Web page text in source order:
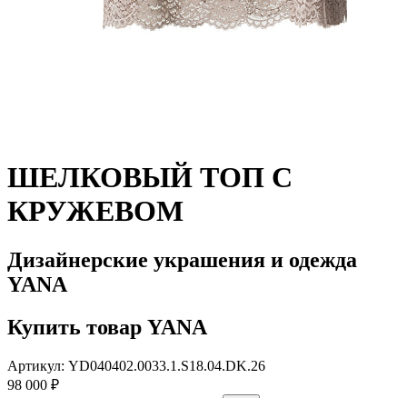
ШЕЛКОВЫЙ ТОП С
КРУЖЕВОМ
Дизайнерские украшения и одежда
YANA
Купить товар YANA
Артикул: YD040402.0033.1.S18.04.DK.26
98 000 ₽